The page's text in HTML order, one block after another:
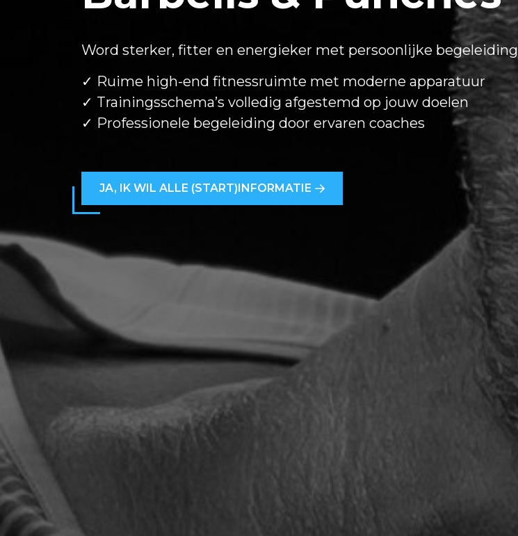
Word sterker, fitter en energieker met persoonlijke begeleiding
✓ Ruime high-end fitnessruimte met moderne apparatuur
✓ Trainingsschema’s volledig afgestemd op jouw doelen
✓ Professionele begeleiding door ervaren coaches
JA, IK WIL ALLE (START)INFORMATIE